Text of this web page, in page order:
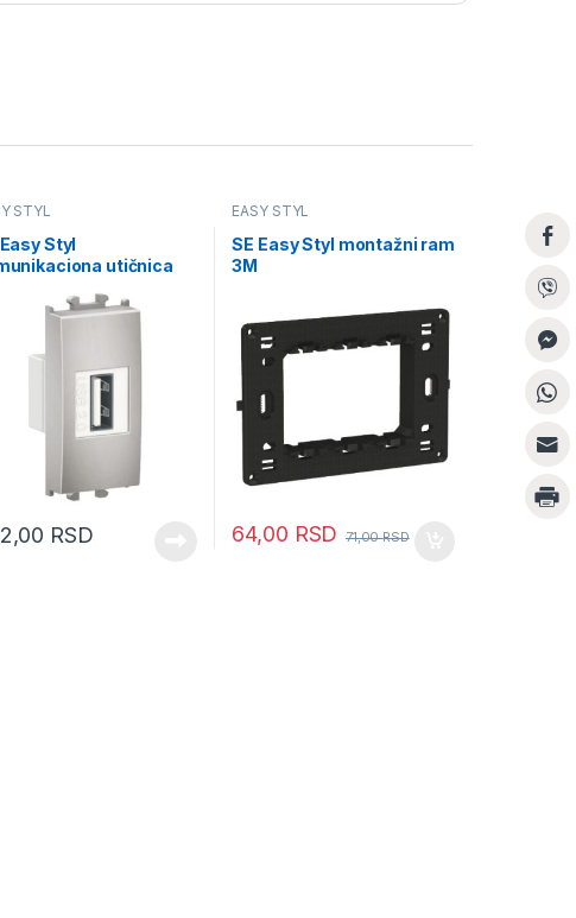
STYL
Styl
utičnica
RSD
EASY STYL
SE Easy Styl montažni ram
3M
64,00 RSD 71,00RSD